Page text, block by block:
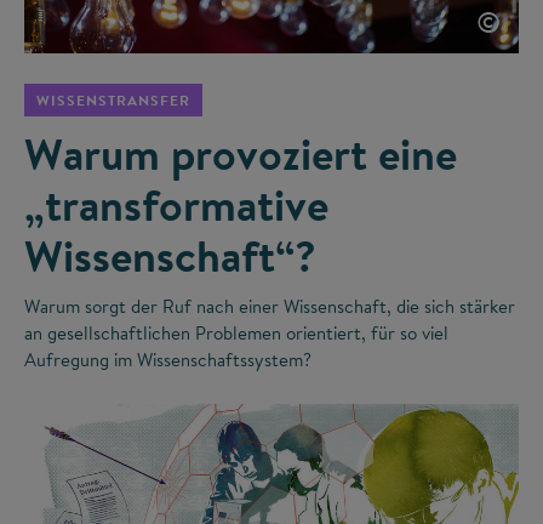
©
WISSENSTRANSFER
Warum provoziert eine
„transformative
Wissenschaft“?
Warum sorgt der Ruf nach einer Wissenschaft, die sich stärker
an gesellschaftlichen Problemen orientiert, für so viel
Aufregung im Wissenschaftssystem?